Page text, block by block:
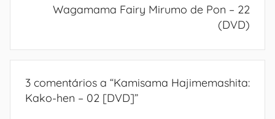
Wagamama Fairy Mirumo de Pon – 22
(DVD)
3 comentários a “Kamisama Hajimemashita:
Kako-hen – 02 [DVD]”